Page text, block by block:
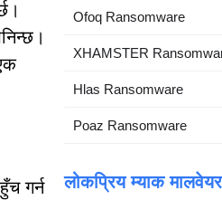
गर्न
Ofoq Ransomware
XHAMSTER
Hlas Ransomware
Poaz Ransomware
लोकप्रिय म्याक मालवेयर